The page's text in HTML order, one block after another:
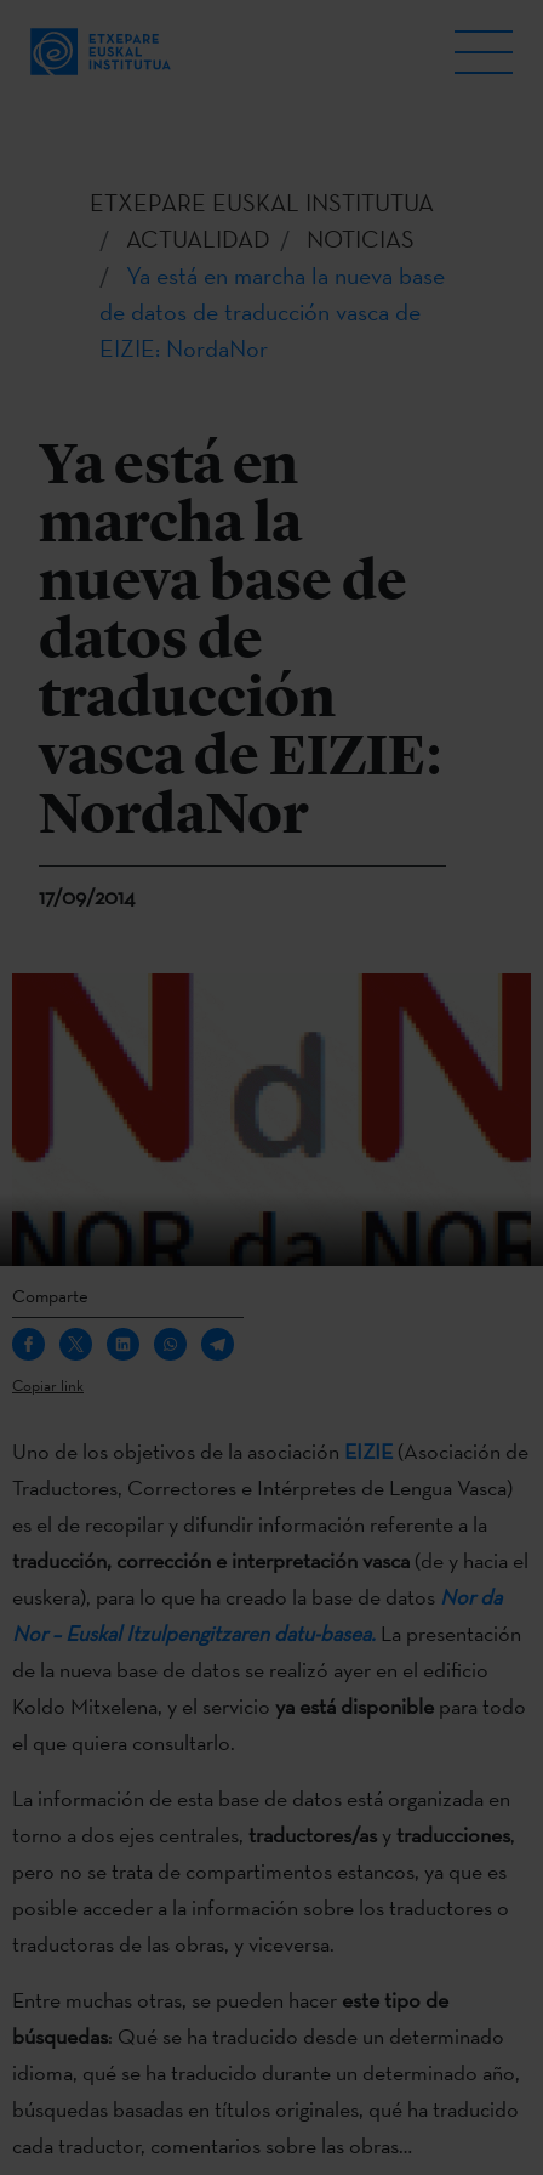
ETXEPARE EUSKAL INSTITUTUA
ACTUALIDAD
NOTICIAS
Ya está en marcha la nueva base
de datos de traducción vasca de
EIZIE: NordaNor
Ya está en
marcha la
nueva base de
datos de
traducción
vasca de EIZIE:
NordaNor
17/09/2014
Comparte
Copiar link
Uno de los objetivos de la asociación EIZIE (Asociación de
Traductores, Correctores e Intérpretes de Lengua Vasca)
es el de recopilar y difundir información referente a la
traducción, corrección e interpretación vasca (de y hacia el
euskera), para lo que ha creado la base de datos Nor da
Nor – Euskal Itzulpengitzaren datu-basea. La presentación
de la nueva base de datos se realizó ayer en el edificio
Koldo Mitxelena, y el servicio ya está disponible para todo
el que quiera consultarlo.
La información de esta base de datos está organizada en
torno a dos ejes centrales, traductores/as y traducciones,
pero no se trata de compartimentos estancos, ya que es
posible acceder a la información sobre los traductores o
traductoras de las obras, y viceversa.
Entre muchas otras, se pueden hacer este tipo de
búsquedas: Qué se ha traducido desde un determinado
idioma, qué se ha traducido durante un determinado año,
búsquedas basadas en títulos originales, qué ha traducido
cada traductor, comentarios sobre las obras…